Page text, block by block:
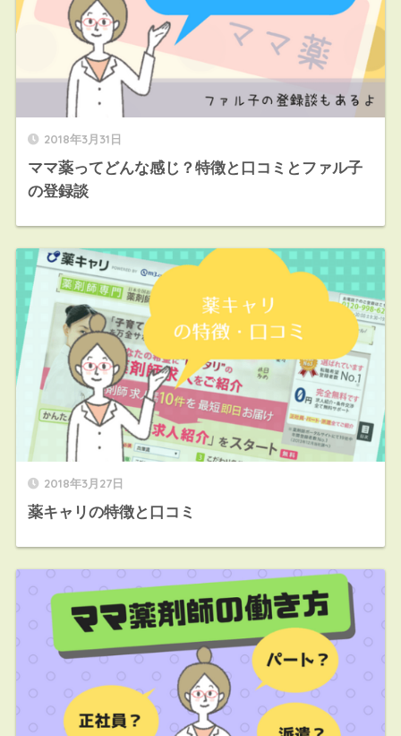
2018年3月31日
ママ薬ってどんな感じ？特徴と口コミとファル子
の登録談
2018年3月27日
薬キャリの特徴と口コミ